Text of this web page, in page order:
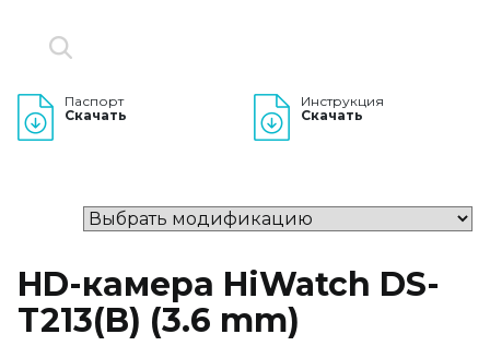
Паспорт
Скачать
Инструкция
Скачать
HD-камера HiWatch DS-
T213(B) (3.6 mm)